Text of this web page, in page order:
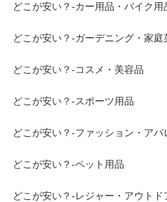
どこが安い？-カー用品・バイク用
どこが安い？-ガーデニング・家庭
どこが安い？-コスメ・美容品
どこが安い？-スポーツ用品
どこが安い？-ファッション・アパ
どこが安い？-ペット用品
どこが安い？-レジャー・アウトド